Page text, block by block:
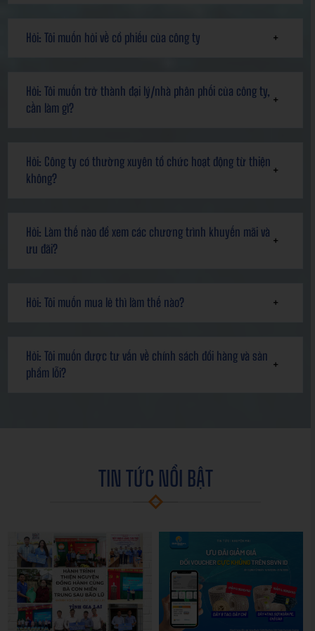
Hỏi: Tôi muốn hỏi về cổ phiếu của công ty
Hỏi: Tôi muốn trở thành đại lý/nhà phân phối của công ty,
cần làm gì?
Hỏi: Công ty có thường xuyên tổ chức hoạt động từ thiện
không?
Hỏi: Làm thế nào để xem các chương trình khuyến mãi và
ưu đãi?
Hỏi: Tôi muốn mua lẻ thì làm thế nào?
Hỏi: Tôi muốn được tư vấn về chính sách đổi hàng và sản
phẩm lỗi?
TIN TỨC NỔI BẬT